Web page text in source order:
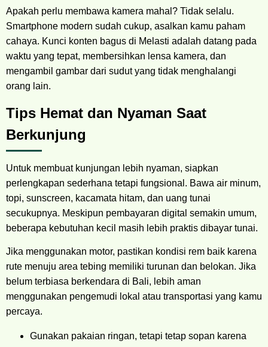
Apakah perlu membawa kamera mahal? Tidak selalu.
Smartphone modern sudah cukup, asalkan kamu paham
cahaya. Kunci konten bagus di Melasti adalah datang pada
waktu yang tepat, membersihkan lensa kamera, dan
mengambil gambar dari sudut yang tidak menghalangi
orang lain.
Tips Hemat dan Nyaman Saat
Berkunjung
Untuk membuat kunjungan lebih nyaman, siapkan
perlengkapan sederhana tetapi fungsional. Bawa air minum,
topi, sunscreen, kacamata hitam, dan uang tunai
secukupnya. Meskipun pembayaran digital semakin umum,
beberapa kebutuhan kecil masih lebih praktis dibayar tunai.
Jika menggunakan motor, pastikan kondisi rem baik karena
rute menuju area tebing memiliki turunan dan belokan. Jika
belum terbiasa berkendara di Bali, lebih aman
menggunakan pengemudi lokal atau transportasi yang kamu
percaya.
Gunakan pakaian ringan, tetapi tetap sopan karena